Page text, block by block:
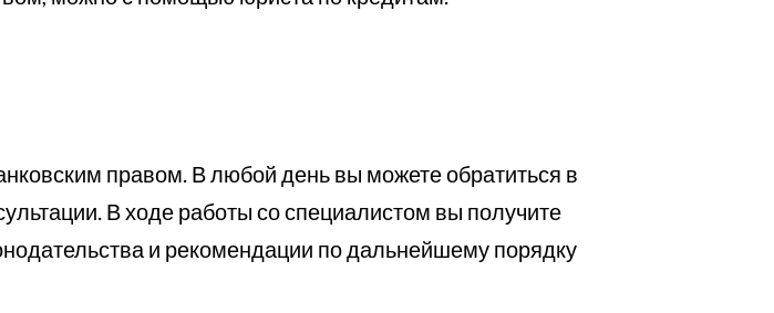
правом. В любой день вы можете обратиться в
В ходе работы со специалистом вы получите
и рекомендации по дальнейшему порядку